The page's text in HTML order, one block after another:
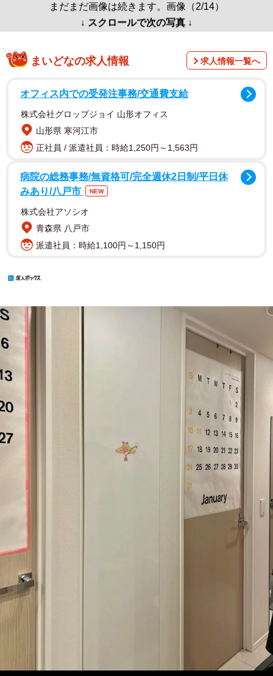
まだまだ画像は続きます。画像（2/14）
↓ スクロールで次の写真 ↓
まいどなの求人情報 求人情報一覧へ
オフィス内での受発注事務/交通費支給
株式会社グロップジョイ 山形オフィス
山形県 寒河江市
正社員 / 派遣社員：時給1,250円～1,563円
病院の総務事務/無資格可/完全週休2日制/平日休
みあり/八戸市
NEW
株式会社アソシオ
青森県 八戸市
派遣社員：時給1,100円～1,150円